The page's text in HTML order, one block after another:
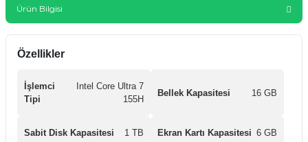
Ürün Bilgisi
Özellikler
İşlemci
Tipi
Intel Core Ultra 7
155H
Bellek Kapasitesi 16 GB
Sabit Disk Kapasitesi 1 TB Ekran Kartı Kapasitesi 6 GB